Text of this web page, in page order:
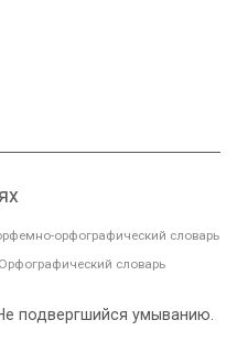
орфографический словарь
Орфографический словарь
подвергшийся умыванию.